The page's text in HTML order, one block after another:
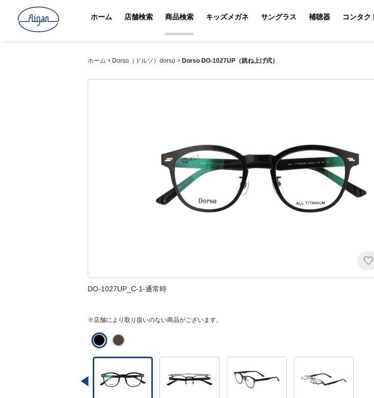
ホーム 店舗検索 商品検索 キッズメガネ サングラス 補聴器 コンタク
ホーム Dorso（ドルソ）dorso Dorso DO-1027UP（跳ね上げ式）
DO-1027UP_C-1-通常時
※店舗により取り扱いのない商品がございます。